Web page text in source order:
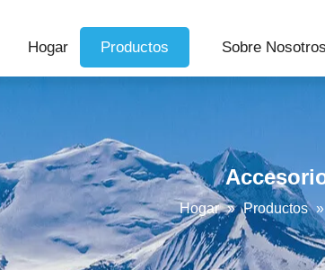
Hogar Productos Sobre Nosotros
Hogar » Productos »